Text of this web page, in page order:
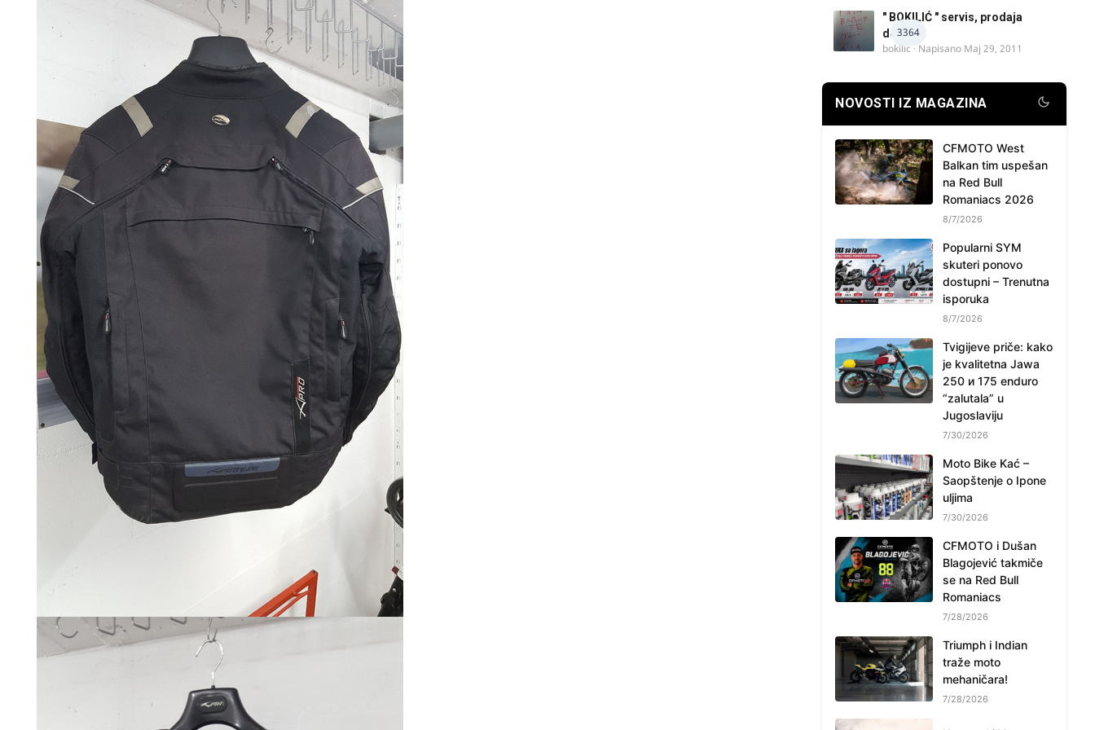
3364
" BOKILIĆ " servis, prodaja
delova
bokilic · Napisano Maj 29, 2011
NOVOSTI IZ MAGAZINA
CFMOTO West
Balkan tim uspešan
na Red Bull
Romaniacs 2026
8/7/2026
Popularni SYM
skuteri ponovo
dostupni – Trenutna
isporuka
8/7/2026
Tvigijeve priče: kako
je kvalitetna Jawa
250 и 175 enduro
“zalutala” u
Jugoslaviju
7/30/2026
Moto Bike Kać –
Saopštenje o Ipone
uljima
7/30/2026
CFMOTO i Dušan
Blagojević takmiče
se na Red Bull
Romaniacs
7/28/2026
Triumph i Indian
traže moto
mehaničara!
7/28/2026